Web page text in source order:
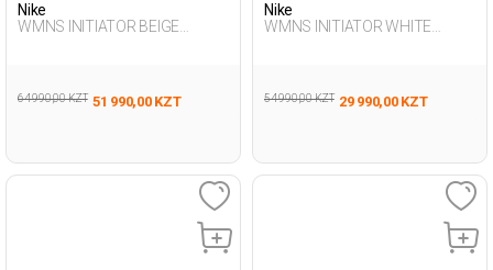
Nike
WMNS INITIATOR BEIGE
64 990,00 KZT 51 990,00 KZT
Nike
WMNS INITIATOR WHITE
54 990,00 KZT 29 990,00 KZT